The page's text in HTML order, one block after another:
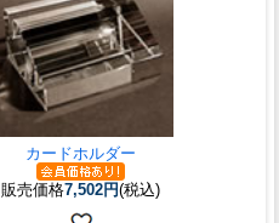
カードホルダー
販売価格7,502円(税込)